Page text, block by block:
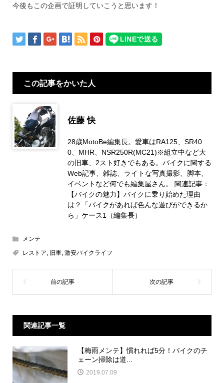
今後もこの企画で証明していこうと思います！
この記事をかいた人
佐藤 快
28歳MotoBe編集長。愛車はRA125、SR40
0、MHR、NSR250R(MC21)※組立中など大
の旧車、2スト好きでもある。バイクに関する
Web記事、雑誌、ライトな写真撮影、脚本、
イベントなど何でも編集屋さん。 関連記事：
【バイクの魅力】バイクに乗り始めた理由
は？「バイクがあれば色んな遊びができるか
ら」ケース1（編集長）
メンテ
レストア, 旧車, 激安バイクライフ
関連記事一覧
【梅雨メンテ】慣れれば5分！バイクのチ
ェーン掃除は道...
2019.07.09